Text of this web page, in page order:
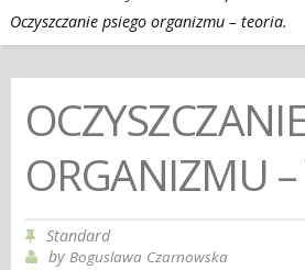
Oczyszczanie psiego organizmu – teoria.
ORGANIZMU
Standard
byBoguslawa Czarnowska